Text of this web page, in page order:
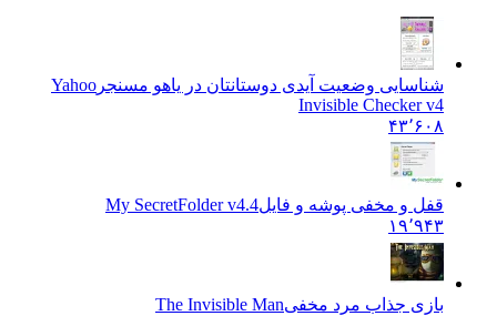
شناسایی وضعیت آیدی دوستانتان در یاهو مسنجرYahoo
Invisible Checker v4
۴۳٬۶۰۸
قفل و مخفی پوشه و فایل My SecretFolder v4.4
۱۹٬۹۴۳
بازی جذاب مرد مخفی The Invisible Man